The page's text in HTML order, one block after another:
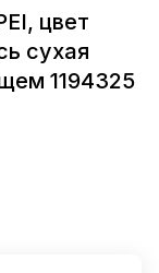
цвет
сухая
1194325